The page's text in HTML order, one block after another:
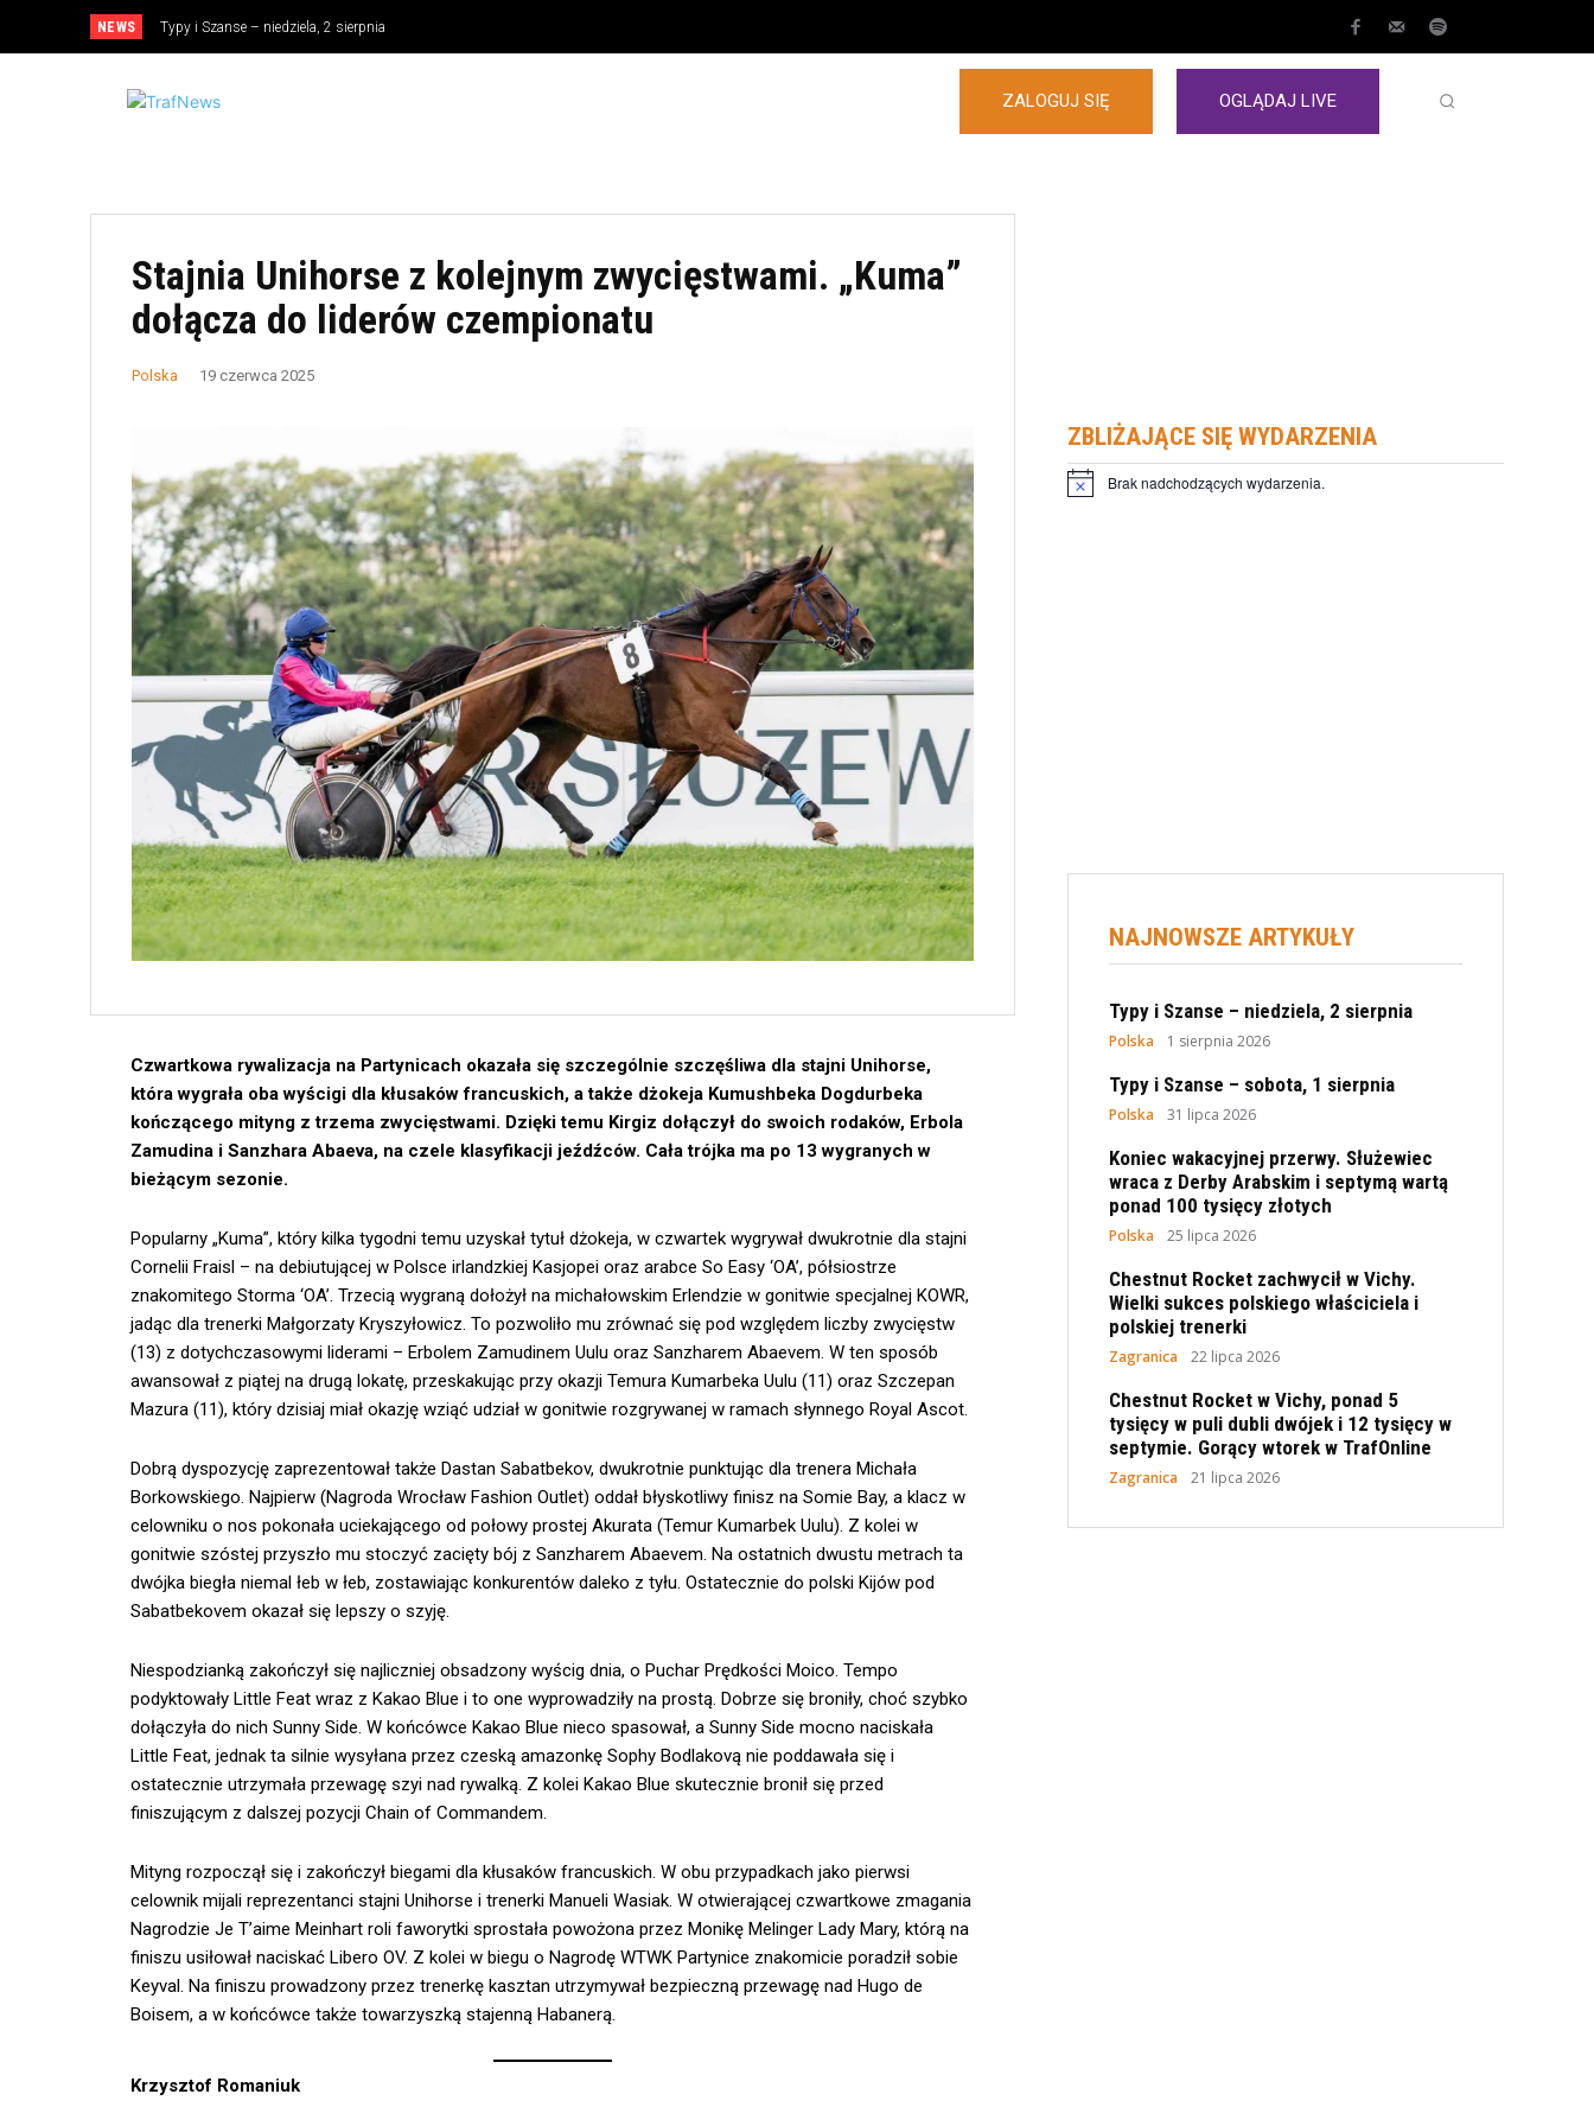
NEWS Typy i Szanse – niedziela, 2 sierpnia
ZALOGUJ SIĘ OGLĄDAJ LIVE
Stajnia Unihorse z kolejnym zwycięstwami. „Kuma”
dołącza do liderów czempionatu
Polska 19 czerwca 2025
Czwartkowa rywalizacja na Partynicach okazała się szczególnie szczęśliwa dla stajni Unihorse,
która wygrała oba wyścigi dla kłusaków francuskich, a także dżokeja Kumushbeka Dogdurbeka
kończącego mityng z trzema zwycięstwami. Dzięki temu Kirgiz dołączył do swoich rodaków, Erbola
Zamudina i Sanzhara Abaeva, na czele klasyfikacji jeźdźców. Cała trójka ma po 13 wygranych w
bieżącym sezonie.
Popularny „Kuma”, który kilka tygodni temu uzyskał tytuł dżokeja, w czwartek wygrywał dwukrotnie dla stajni
Cornelii Fraisl – na debiutującej w Polsce irlandzkiej Kasjopei oraz arabce So Easy ‘OA’, półsiostrze
znakomitego Storma ‘OA’. Trzecią wygraną dołożył na michałowskim Erlendzie w gonitwie specjalnej KOWR,
jadąc dla trenerki Małgorzaty Kryszyłowicz. To pozwoliło mu zrównać się pod względem liczby zwycięstw
(13) z dotychczasowymi liderami – Erbolem Zamudinem Uulu oraz Sanzharem Abaevem. W ten sposób
awansował z piątej na drugą lokatę, przeskakując przy okazji Temura Kumarbeka Uulu (11) oraz Szczepan
Mazura (11), który dzisiaj miał okazję wziąć udział w gonitwie rozgrywanej w ramach słynnego Royal Ascot.
Dobrą dyspozycję zaprezentował także Dastan Sabatbekov, dwukrotnie punktując dla trenera Michała
Borkowskiego. Najpierw (Nagroda Wrocław Fashion Outlet) oddał błyskotliwy finisz na Somie Bay, a klacz w
celowniku o nos pokonała uciekającego od połowy prostej Akurata (Temur Kumarbek Uulu). Z kolei w
gonitwie szóstej przyszło mu stoczyć zacięty bój z Sanzharem Abaevem. Na ostatnich dwustu metrach ta
dwójka biegła niemal łeb w łeb, zostawiając konkurentów daleko z tyłu. Ostatecznie do polski Kijów pod
Sabatbekovem okazał się lepszy o szyję.
Niespodzianką zakończył się najliczniej obsadzony wyścig dnia, o Puchar Prędkości Moico. Tempo
podyktowały Little Feat wraz z Kakao Blue i to one wyprowadziły na prostą. Dobrze się broniły, choć szybko
dołączyła do nich Sunny Side. W końcówce Kakao Blue nieco spasował, a Sunny Side mocno naciskała
Little Feat, jednak ta silnie wysyłana przez czeską amazonkę Sophy Bodlakovą nie poddawała się i
ostatecznie utrzymała przewagę szyi nad rywalką. Z kolei Kakao Blue skutecznie bronił się przed
finiszującym z dalszej pozycji Chain of Commandem.
Mityng rozpoczął się i zakończył biegami dla kłusaków francuskich. W obu przypadkach jako pierwsi
celownik mijali reprezentanci stajni Unihorse i trenerki Manueli Wasiak. W otwierającej czwartkowe zmagania
Nagrodzie Je T’aime Meinhart roli faworytki sprostała powożona przez Monikę Melinger Lady Mary, którą na
finiszu usiłował naciskać Libero OV. Z kolei w biegu o Nagrodę WTWK Partynice znakomicie poradził sobie
Keyval. Na finiszu prowadzony przez trenerkę kasztan utrzymywał bezpieczną przewagę nad Hugo de
Boisem, a w końcówce także towarzyszką stajenną Habanerą.
Krzysztof Romaniuk
ZBLIŻAJĄCE SIĘ WYDARZENIA
Powiadomienie
Brak nadchodzących wydarzenia.
NAJNOWSZE ARTYKUŁY
Typy i Szanse – niedziela, 2 sierpnia
Polska 1 sierpnia 2026
Typy i Szanse – sobota, 1 sierpnia
Polska 31 lipca 2026
Koniec wakacyjnej przerwy. Służewiec
wraca z Derby Arabskim i septymą wartą
ponad 100 tysięcy złotych
Polska 25 lipca 2026
Chestnut Rocket zachwycił w Vichy.
Wielki sukces polskiego właściciela i
polskiej trenerki
Zagranica 22 lipca 2026
Chestnut Rocket w Vichy, ponad 5
tysięcy w puli dubli dwójek i 12 tysięcy w
septymie. Gorący wtorek w TrafOnline
Zagranica 21 lipca 2026